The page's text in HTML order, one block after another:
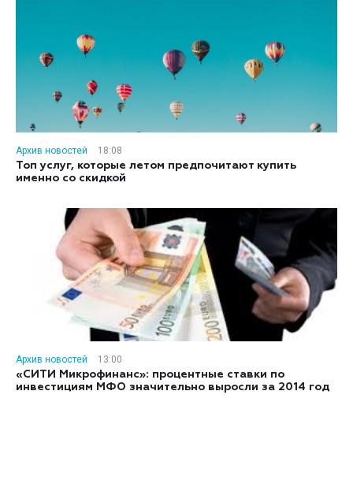
Архив новостей
18:08
Топ услуг, которые летом предпочитают купить
именно со скидкой
Архив новостей
13:00
«СИТИ Микрофинанс»: процентные ставки по
инвестициям МФО значительно выросли за 2014 год